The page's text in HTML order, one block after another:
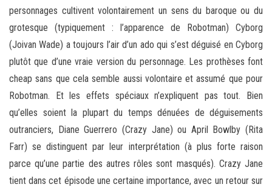
personnages cultivent volontairement un sens du baroque ou du
grotesque (typiquement : l’apparence de Robotman) Cyborg
(Joivan Wade) a toujours l’air d’un ado qui s’est déguisé en Cyborg
plutôt que d’une vraie version du personnage. Les prothèses font
cheap sans que cela semble aussi volontaire et assumé que pour
Robotman. Et les effets spéciaux n’expliquent pas tout. Bien
qu’elles soient la plupart du temps dénuées de déguisements
outranciers, Diane Guerrero (Crazy Jane) ou April Bowlby (Rita
Farr) se distinguent par leur interprétation (à plus forte raison
parce qu’une partie des autres rôles sont masqués). Crazy Jane
tient dans cet épisode une certaine importance, avec un retour sur